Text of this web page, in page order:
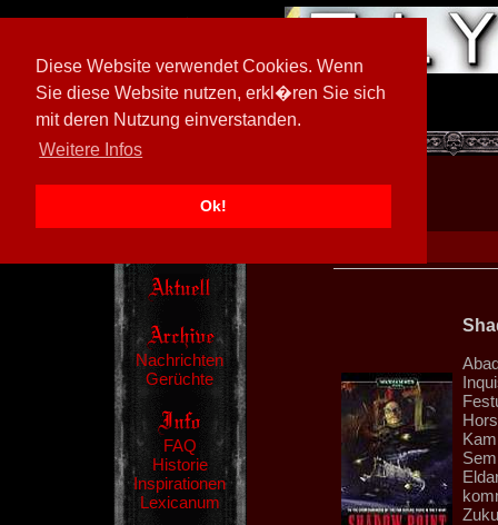
Diese Website verwendet Cookies. Wenn
Sie diese Website nutzen, erkl�ren Sie sich
mit deren Nutzung einverstanden.
Weitere Infos
Ok!
[ 605026/M3]
Nachrichten
Gerüchte
FAQ
Historie
Inspirationen
Lexicanum